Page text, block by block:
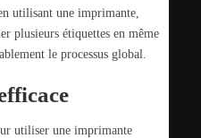
utilisant une imprimante,
plusieurs étiquettes en même
le processus global.
utiliser une imprimante